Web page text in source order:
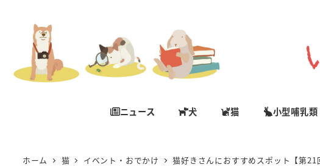
ニュース 犬 猫 小型哺乳類
ホーム 猫 イベント・おでかけ 猫好きさんにおすすめスポット【第